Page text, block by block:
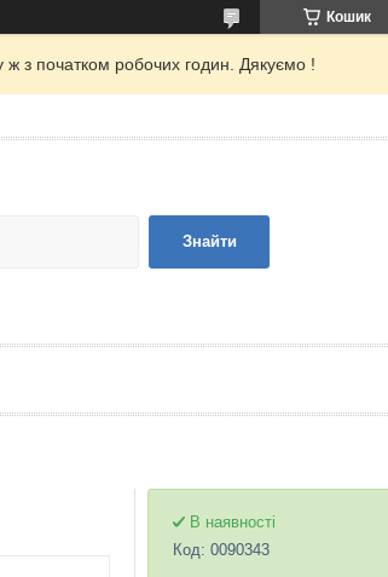
Кошик
з початком робочих годин. Дякуємо !
Знайти
В наявності
Код: 0090343